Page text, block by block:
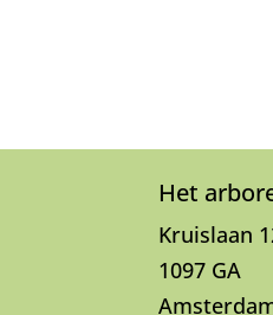
Het
Kruislaan
1097 GA